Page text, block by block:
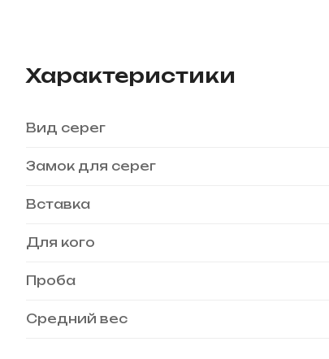
Характеристики
Вид серег
Замок для серег
Вставка
Для кого
Проба
Средний вес